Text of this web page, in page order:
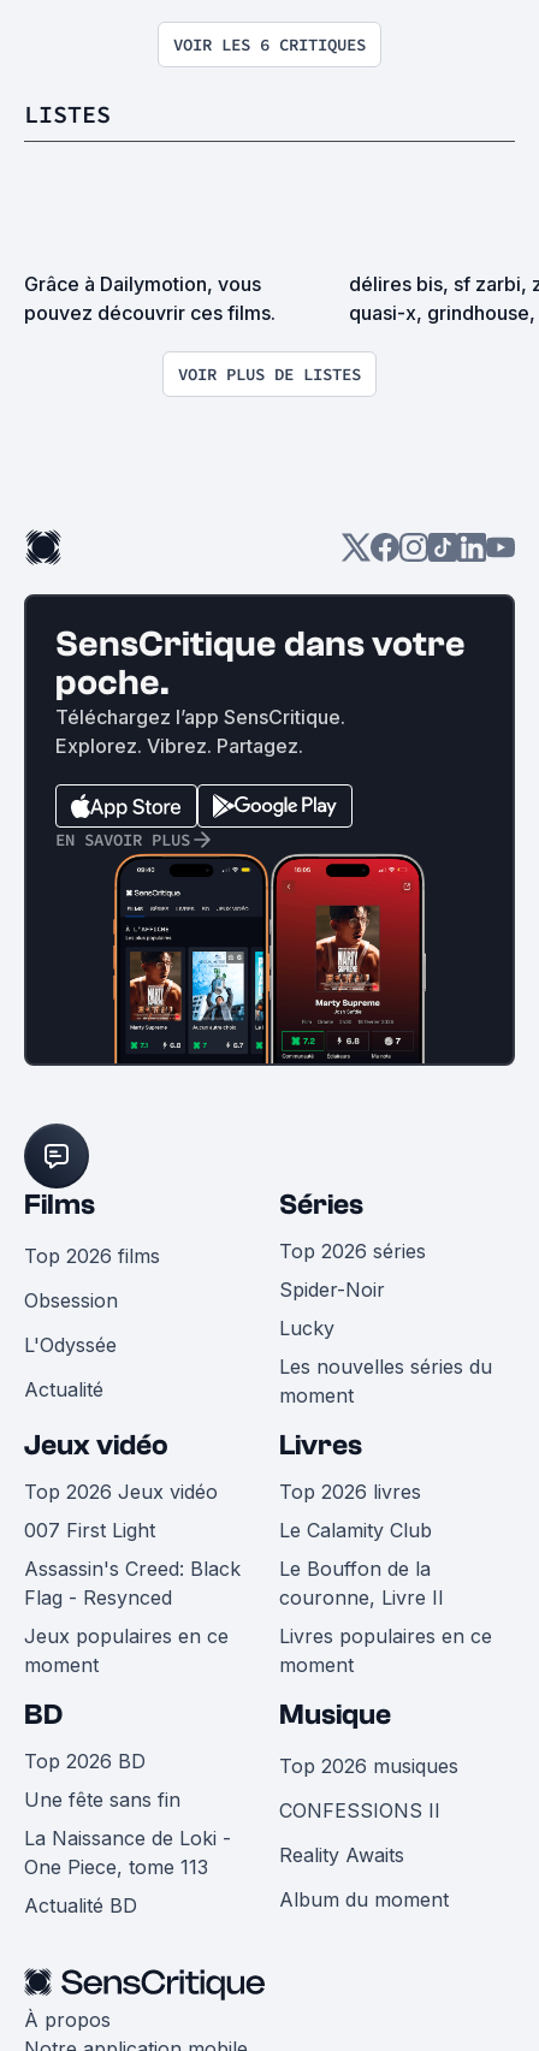
VOIR LES 6 CRITIQUES
LISTES
Grâce à Dailymotion, vous
pouvez découvrir ces films.
délires bis, sf zarbi,
quasi-x,
VOIR PLUS DE LISTES
SensCritique dans votre
poche.
Téléchargez l’app SensCritique.
Explorez. Vibrez. Partagez.
EN SAVOIR PLUS
Films
Top 2026 films
Obsession
L'Odyssée
Actualité
Séries
Top 2026 séries
Spider-Noir
Lucky
Les nouvelles séries du
moment
Jeux vidéo
Top 2026 Jeux vidéo
007 First Light
Assassin's Creed: Black
Flag - Resynced
Jeux populaires en ce
moment
Livres
Top 2026 livres
Le Calamity Club
Le Bouffon de la
couronne, Livre II
Livres populaires en ce
moment
BD
Top 2026 BD
Une fête sans fin
La Naissance de Loki -
One Piece, tome 113
Actualité BD
Musique
Top 2026 musiques
CONFESSIONS II
Reality Awaits
Album du moment
À propos